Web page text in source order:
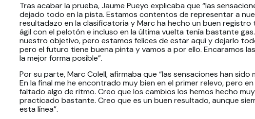
Tras acabar la prueba, Jaume Pueyo explicaba que “las
dejado todo en la pista. Estamos contentos de representar a
resultadazo en la clasificatoria y Marc ha hecho un buen registro
ágil con el pelotón e incluso en la última vuelta tenía bastante
nuestro objetivo, pero estamos felices de estar aquí y dejarlo
pero el futuro tiene buena pinta y vamos a por ello. Encaramos
la mejor forma posible”.
Por su parte, Marc Colell, afirmaba que “las sensaciones han sido
En la final me he encontrado muy bien en el primer relevo, pero
faltado algo de ritmo. Creo que los cambios los hemos hecho
practicado bastante. Creo que es un buen resultado, aunque
esta línea”.